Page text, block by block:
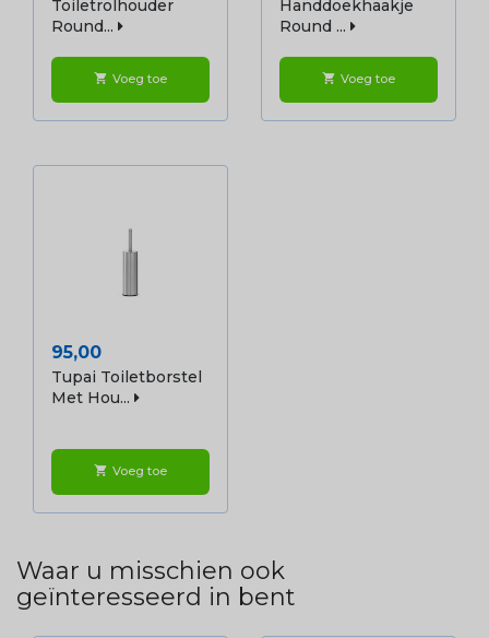
Toiletrolhouder
Round...
shopping_cart Voeg toe
Handdoekhaakje
Round ...
shopping_cart Voeg toe
Prijs
95,00
Tupai Toiletborstel
Met Hou...
shopping_cart Voeg toe
Waar u misschien ook
geïnteresseerd in bent